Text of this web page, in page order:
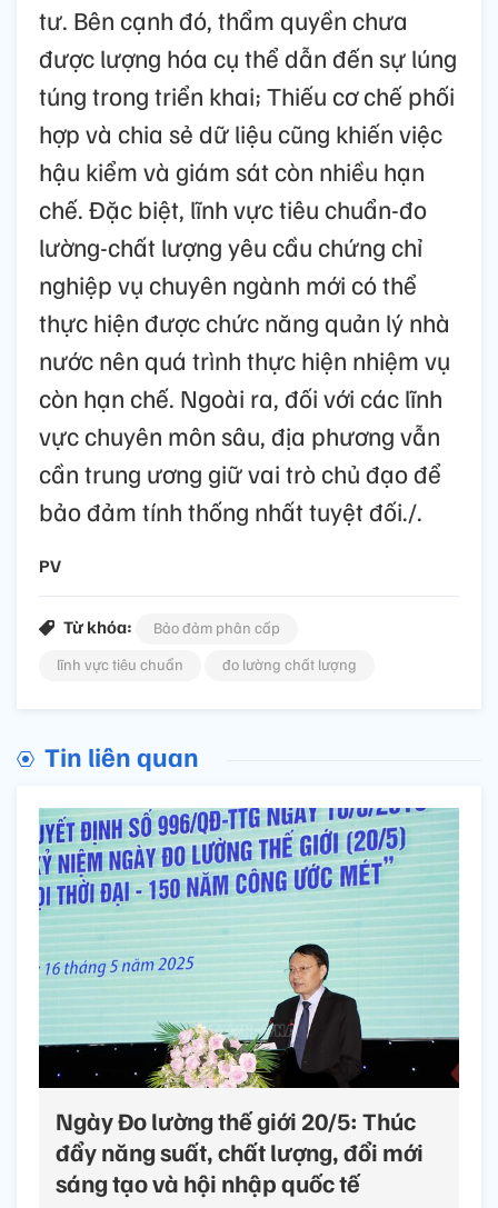
tư. Bên cạnh đó, thẩm quyền chưa
được lượng hóa cụ thể dẫn đến sự lúng
túng trong triển khai; Thiếu cơ chế phối
hợp và chia sẻ dữ liệu cũng khiến việc
hậu kiểm và giám sát còn nhiều hạn
chế. Đặc biệt, lĩnh vực tiêu chuẩn-đo
lường-chất lượng yêu cầu chứng chỉ
nghiệp vụ chuyên ngành mới có thể
thực hiện được chức năng quản lý nhà
nước nên quá trình thực hiện nhiệm vụ
còn hạn chế. Ngoài ra, đối với các lĩnh
vực chuyên môn sâu, địa phương vẫn
cần trung ương giữ vai trò chủ đạo để
bảo đảm tính thống nhất tuyệt đối./.
PV
Từ khóa:
Bảo đảm phân cấp
lĩnh vực tiêu chuẩn
đo lường chất lượng
Tin liên quan
Ngày Đo lường thế giới 20/5: Thúc
đẩy năng suất, chất lượng, đổi mới
sáng tạo và hội nhập quốc tế